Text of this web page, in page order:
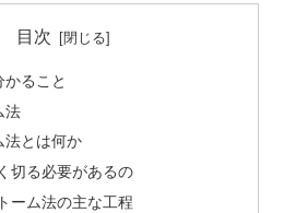
目次
かること
法
法とは何か
切る必要があるの
ーム法の主な工程